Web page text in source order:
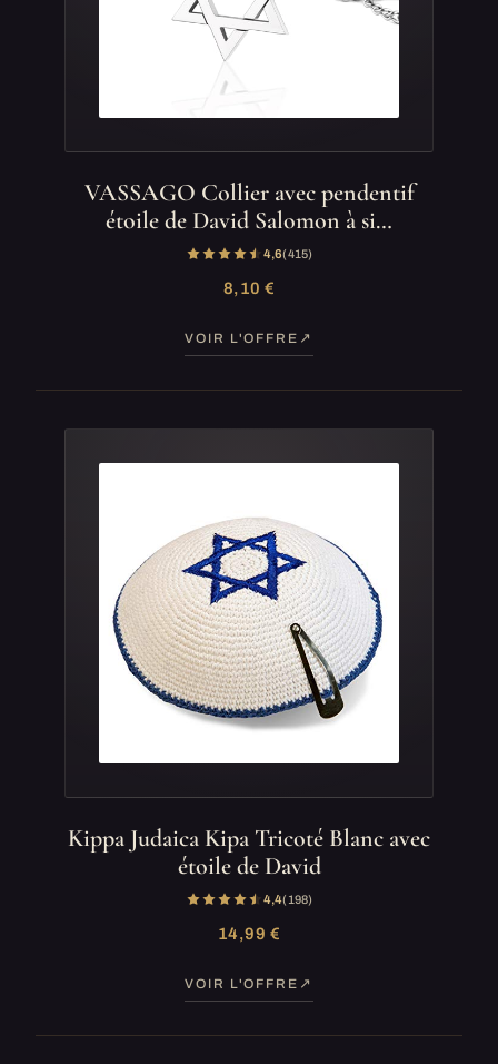
VASSAGO Collier avec pendentif
étoile de David Salomon à si…
4,6(415)
8,10 €
VOIR L'OFFRE
Kippa Judaica Kipa Tricoté Blanc avec
étoile de David
4,4(198)
14,99 €
VOIR L'OFFRE